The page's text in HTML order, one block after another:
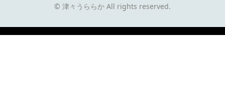
© 津々うららか All rights reserved.